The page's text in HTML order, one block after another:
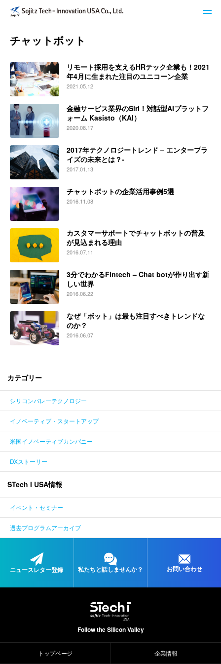
STech I USAのサービス
ブログ
イベント・セミナー
キーワードで探す
STech I USAについて
ニュースレター登録
お問い合わせ
ENGLISH
チャットボット
リモート採用を支えるHRテック企業も！2021
年4月に生まれた注目のユニコーン企業
2021.05.12
金融サービス業界のSiri！対話型AIプラットフ
ォーム Kasisto（KAI）
2020.08.17
2017年テクノロジートレンド – エンタープラ
イズの未来とは？-
2017.01.13
チャットボットの企業活用事例5選
2016.11.08
カスタマーサポートでチャットボットの普及
が見込まれる理由
2016.07.11
3分でわかるFintech – Chat botが作り出す新
しい世界
2016.06.22
なぜ「ボット」は最も注目すべきトレンドな
のか？
2016.06.07
カテゴリー
シリコンバレーテクノロジー
イノベーティブ・スタートアップ
米国イノベーティブカンパニー
DXストーリー
STech I USA情報
イベント・セミナー
過去プログラムアーカイブ
ニュースレター登録 私たちと話しませんか？ お問い合わせ
Follow the Silicon Valley
トップページ 企業情報